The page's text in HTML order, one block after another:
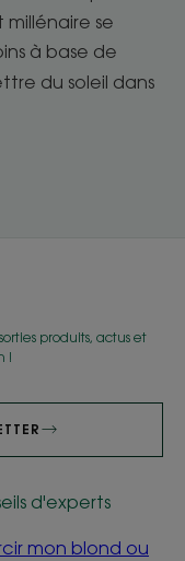
se
à base de
du soleil dans
produits, actus et
!
d'experts
mon blond ou